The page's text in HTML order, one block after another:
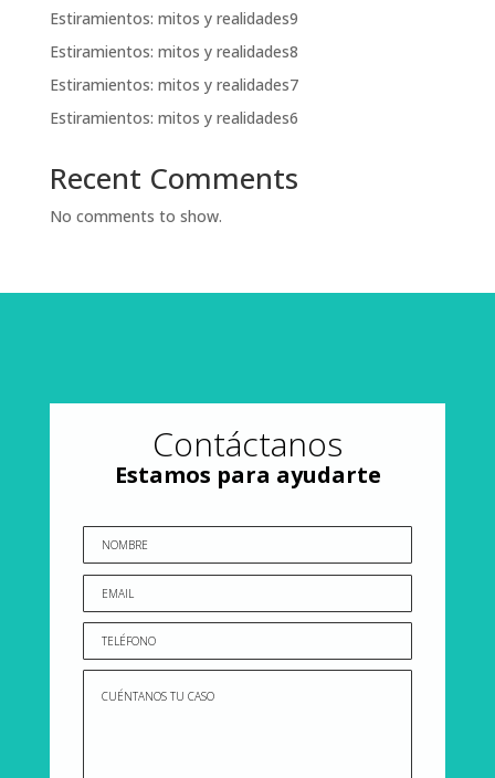
Estiramientos: mitos y realidades9
Estiramientos: mitos y realidades8
Estiramientos: mitos y realidades7
Estiramientos: mitos y realidades6
Recent Comments
No comments to show.
Contáctanos
Estamos para ayudarte